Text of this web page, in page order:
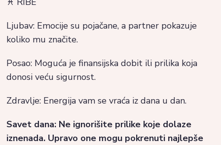
Ljubav: Emocije su pojačane, a partner pokazuje
koliko mu značite.
Posao: Moguća je finansijska dobit ili prilika koja
donosi veću sigurnost.
Zdravlje: Energija vam se vraća iz dana u dan.
Savet dana: Ne ignorišite prilike koje dolaze
iznenada. Upravo one mogu pokrenuti najlepše